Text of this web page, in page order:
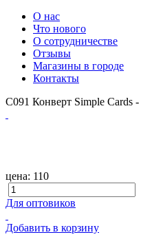
О нас
Что нового
О сотрудничестве
Отзывы
Магазины в городе
Контакты
С091 Конверт Simple Cards
цена: 110
Для оптовиков
Добавить в корзину